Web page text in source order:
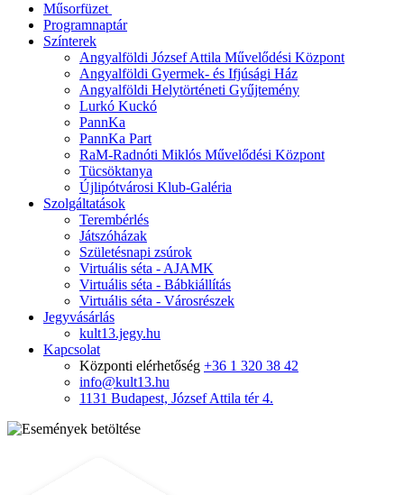
Műsorfüzet
Programnaptár
Színterek
Angyalföldi József Attila Művelődési Központ
Angyalföldi Gyermek- és Ifjúsági Ház
Angyalföldi Helytörténeti Gyűjtemény
Lurkó Kuckó
PannKa
PannKa Part
RaM-Radnóti Miklós Művelődési Központ
Tücsöktanya
Újlipótvárosi Klub-Galéria
Szolgáltatások
Terembérlés
Játszóházak
Születésnapi zsúrok
Virtuális séta - AJAMK
Virtuális séta - Bábkiállítás
Virtuális séta - Városrészek
Jegyvásárlás
kult13.jegy.hu
Kapcsolat
Központi elérhetőség +36 1 320 38 42
info@kult13.hu
1131 Budapest, József Attila tér 4.